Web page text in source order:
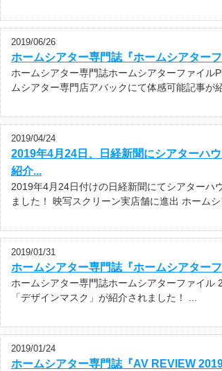
2019/06/26
ホームシアター専門誌『ホームシアター
ホームシアター専門誌ホームシアターファイル
ムシアター専門店アバックにて体感可能記事が
2019/04/24
2019年4月24日、日経新聞にシアターハ
紹介...
2019年4月24日付けの日経新聞にてシアターハ
ました！ 映写スクリーン実店舗に進出 ホーム
2019/01/31
ホームシアター専門誌『ホームシアター
ホームシアター専門誌ホームシアターファイル
「デザインマスク」が紹介されました！ ...
2019/01/24
ホームシアター専門誌『AV REVIEW